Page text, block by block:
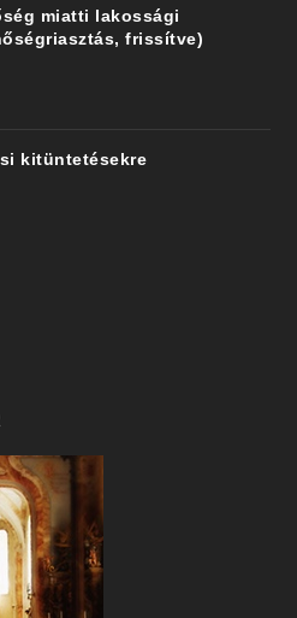
miatti lakossági
frissítve)
kitüntetésekre